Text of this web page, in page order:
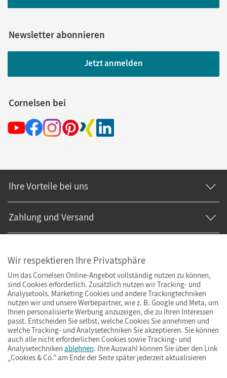
Newsletter abonnieren
Jetzt anmelden
Cornelsen bei
Ihre Vorteile bei uns
Zahlung und Versand
ImpressumAGBDatenschutzBarrierefreiheitCookies & Co.
Wir respektieren Ihre Privatsphäre
Um das Cornelsen Online-Angebot vollständig nutzen zu können,
sind Cookies erforderlich. Zusätzlich nutzen wir Tracking- und
Analysetools. Marketing Cookies und andere Trackingtechniken
nutzen wir und unsere Werbepartner, wie z. B. Google und Meta, um
Ihnen personalisierte Werbung anzuzeigen, die zu Ihren Interessen
passt. Entscheiden Sie selbst, welche Cookies Sie annehmen und
welche Tracking- und Analysetechniken Sie akzeptieren. Sie können
auch alle nicht erforderlichen Cookies sowie Tracking- und
Analysetechniken ablehnen. Ihre Auswahl können Sie über den Link
„Cookies & Co.“ am Ende der Seite später jederzeit aktualisieren